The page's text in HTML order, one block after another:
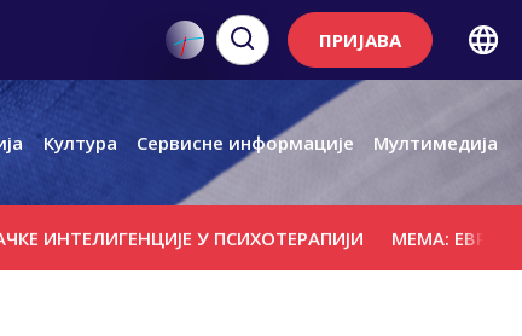
ПРИЈАВА
Култура Сервисне информације Мултимедија
У ПСИХОТЕРАПИЈИ МЕМА: ЕВРОПСКА